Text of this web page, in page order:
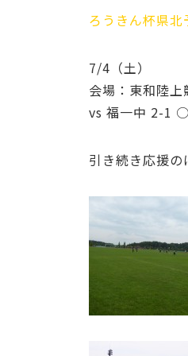
ろうきん杯県北
7/4（土）
会場：東和陸上
vs 福一中 2-1 ○
引き続き応援